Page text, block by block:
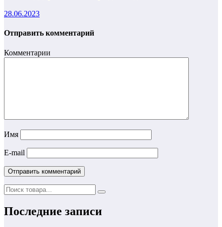
28.06.2023
Отправить комментарий
Комментарии
Имя
E-mail
Последние записи